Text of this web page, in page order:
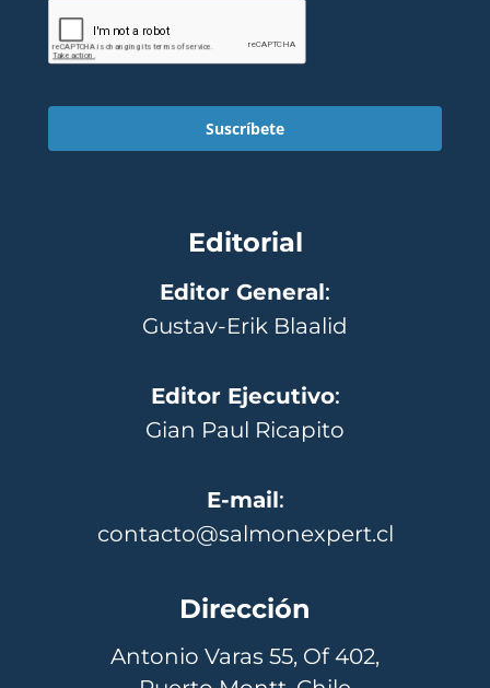
Suscríbete
Editorial
Editor General:
Gustav-Erik Blaalid
Editor Ejecutivo:
Gian Paul Ricapito
E-mail:
contacto@salmonexpert.cl
Dirección
Antonio Varas 55, Of 402,